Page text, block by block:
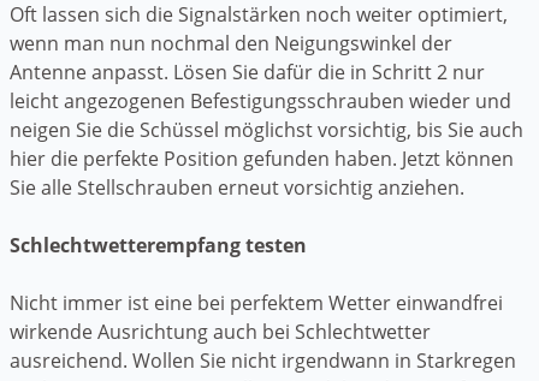
Oft lassen sich die Signalstärken noch weiter optimiert,
wenn man nun nochmal den Neigungswinkel der
Antenne anpasst. Lösen Sie dafür die in Schritt 2 nur
leicht angezogenen Befestigungsschrauben wieder und
neigen Sie die Schüssel möglichst vorsichtig, bis Sie auch
hier die perfekte Position gefunden haben. Jetzt können
Sie alle Stellschrauben erneut vorsichtig anziehen.
Schlechtwetterempfang testen
Nicht immer ist eine bei perfektem Wetter einwandfrei
wirkende Ausrichtung auch bei Schlechtwetter
ausreichend. Wollen Sie nicht irgendwann in Starkregen